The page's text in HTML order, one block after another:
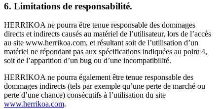
6. Limitations de responsabilité.
HERRIKOA ne pourra être tenue responsable des dommages
directs et indirects causés au matériel de l’utilisateur, lors de l’accès
au site www.herrikoa.com, et résultant soit de l’utilisation d’un
matériel ne répondant pas aux spécifications indiquées au point 4,
soit de l’apparition d’un bug ou d’une incompatibilité.
HERRIKOA ne pourra également être tenue responsable des
dommages indirects (tels par exemple qu’une perte de marché ou
perte d’une chance) consécutifs à l’utilisation du site
www.herrikoa.com.